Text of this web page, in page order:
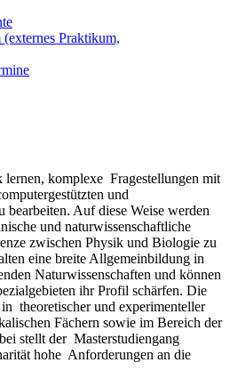
Praktikum,
komplexe Fragestellungen mit
und
bearbeiten. Auf diese Weise werden
und naturwissenschaftliche
zwischen Physik und Biologie zu
eine breite Allgemeinbildung in
Naturwissenschaften und können
ihr Profil schärfen. Die
theoretischer und experimenteller
Fächern sowie im Bereich der
stellt der Masterstudiengang
hohe Anforderungen an die